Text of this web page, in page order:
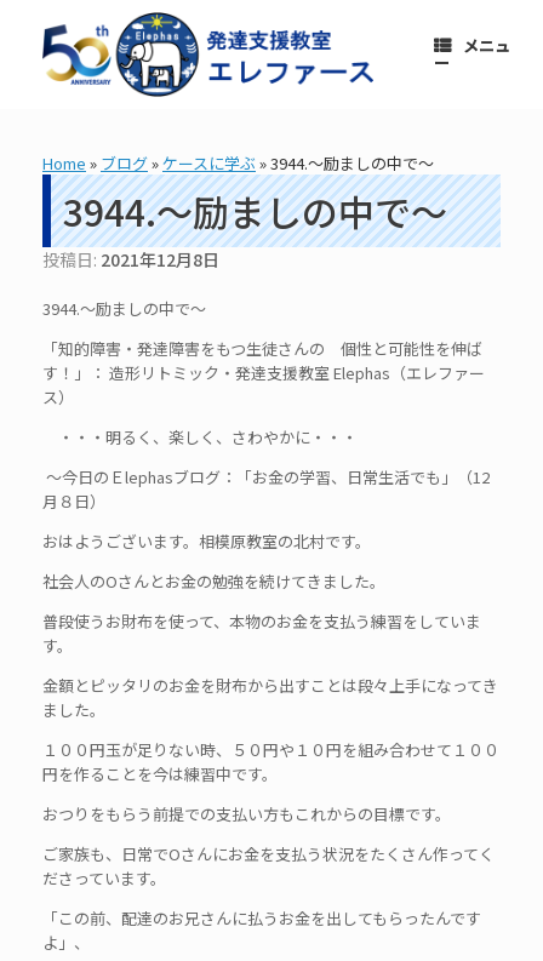
メニュ
ー
Home » ブログ»ケースに学ぶ »3944.～励ましの中で～
3944.～励ましの中で～
投稿日: 2021年12月8日
3944.～励ましの中で～
「知的障害・発達障害をもつ生徒さんの 個性と可能性を伸ば
す！」： 造形リトミック・発達支援教室 Elephas（エレファー
ス）
・・・明るく、楽しく、さわやかに・・・
～今日のＥlephasブログ：「お金の学習、日常生活でも」（12
月８日）
おはようございます。相模原教室の北村です。
社会人のOさんとお金の勉強を続けてきました。
普段使うお財布を使って、本物のお金を支払う練習をしていま
す。
金額とピッタリのお金を財布から出すことは段々上手になってき
ました。
１００円玉が足りない時、５０円や１０円を組み合わせて１００
円を作ることを今は練習中です。
おつりをもらう前提での支払い方もこれからの目標です。
ご家族も、日常でOさんにお金を支払う状況をたくさん作ってく
ださっています。
「この前、配達のお兄さんに払うお金を出してもらったんです
よ」、